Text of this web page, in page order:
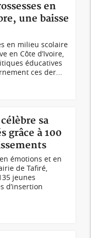
en
une baisse
en milieu scolaire
en Côte d’Ivoire,
éducatives
ces der...
sa
grâce à 100
émotions et en
de Tafiré,
jeunes
d’insertion